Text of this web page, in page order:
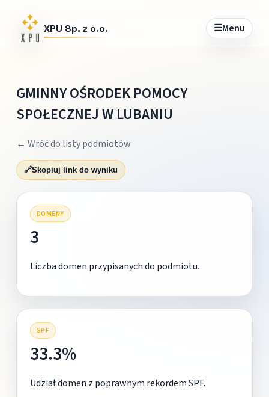
XPU Sp. z o.o. ☰Menu
GMINNY OŚRODEK POMOCY
SPOŁECZNEJ W LUBANIU
← Wróć do listy podmiotów
🔗Skopiuj link do wyniku
DOMENY
3
Liczba domen przypisanych do podmiotu.
SPF
33.3%
Udział domen z poprawnym rekordem SPF.